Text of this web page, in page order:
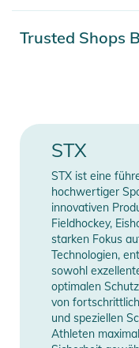
Effizienz im Wasser.
0,95 kg.
- Leicht verstellbar
- Cam-Lock-
- Composite-20-
- PADDLER:
- GEWICHT: 0,95 kg
Paddel Teilbarkeit
Manufacturer
Information
Trusted Shops
STX
STX ist eine
hochwertiger
innovativen
Fieldhockey,
starken Fokus
Technologien,
sowohl
optimalen
von
und speziellen
Athleten